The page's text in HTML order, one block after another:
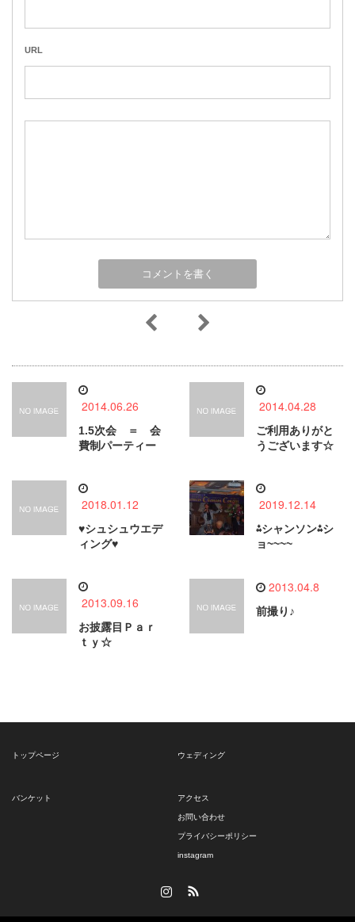
URL
2014.06.26
1.5次会 ＝ 会
費制パーティー
2014.04.28
ご利用ありがと
うございます☆
2018.01.12
♥シュシュウエデ
ィング♥
2019.12.14
⁂シャンソン⁂シ
ョ~~~~
2013.09.16
お披露目Ｐａｒ
ｔｙ☆
2013.04.8
前撮り♪
トップページ ウェディング
バンケット アクセス
お問い合わせ
プライバシーポリシー
instagram